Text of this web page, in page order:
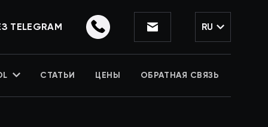
TELEGRAM RU
СТАТЬИ ЦЕНЫ ОБРАТНАЯ СВЯЗЬ